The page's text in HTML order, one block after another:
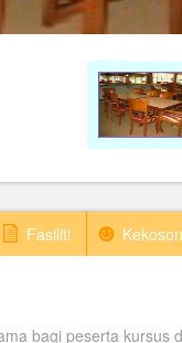
Fasiliti
bagi peserta kursus